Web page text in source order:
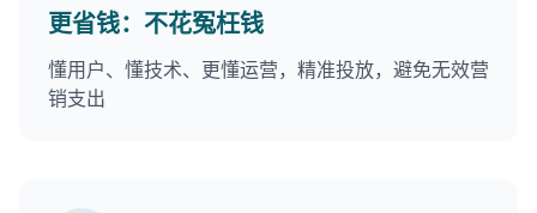
更省钱：不花冤枉钱
懂用户、懂技术、更懂运营，精准投放，避免无效营
销支出